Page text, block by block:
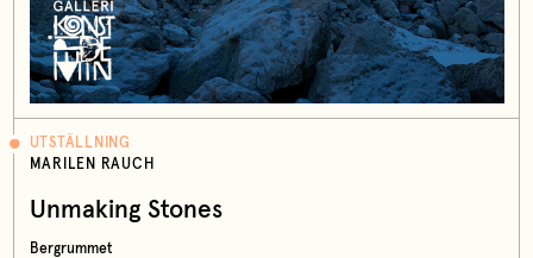
UTSTÄLLNING
MARILEN RAUCH
Unmaking Stones
Bergrummet